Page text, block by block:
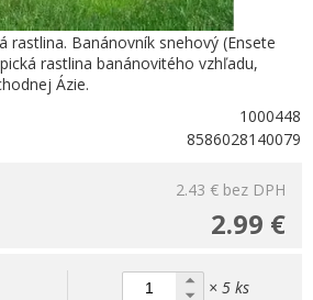
rastlina. Banánovník snehový (Ensete
rastlina banánovitého vzhľadu,
Ázie.
1000448
8586028140079
2.43 € bez DPH
2.99 €
× 5 ks